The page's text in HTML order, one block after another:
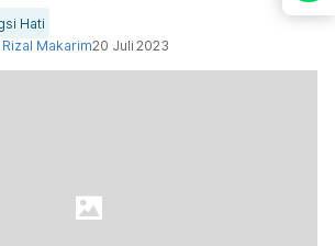
Hati
Rizal Makarim20 Juli 2023